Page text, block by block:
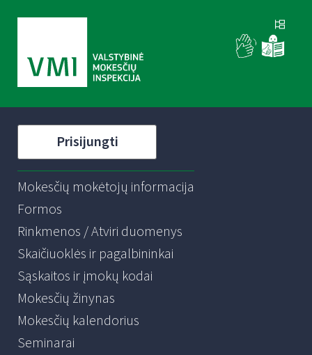
Prisijungti
Mokesčių mokėtojų informacija
Formos
Rinkmenos / Atviri duomenys
Skaičiuoklės ir pagalbininkai
Sąskaitos ir įmokų kodai
Mokesčių žinynas
Mokesčių kalendorius
Seminarai